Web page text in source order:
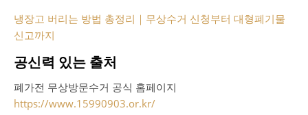
냉장고 버리는 방법 총정리｜무상수거 신청부터 대형폐기물
신고까지
공신력 있는 출처
폐가전 무상방문수거 공식 홈페이지
https://www.15990903.or.kr/